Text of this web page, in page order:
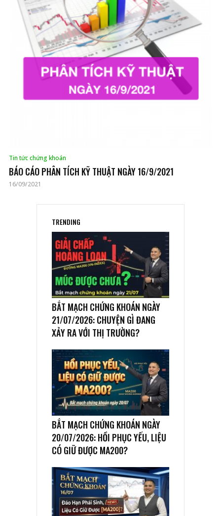
Tin tức chứng khoán
BÁO CÁO PHÂN TÍCH KỸ THUẬT NGÀY 16/9/2021
16/09/2021
TRENDING
BẮT MẠCH CHỨNG KHOÁN NGÀY
21/07/2026: CHUYỆN GÌ ĐANG
XẢY RA VỚI THỊ TRƯỜNG?
BẮT MẠCH CHỨNG KHOÁN NGÀY
20/07/2026: HỒI PHỤC YẾU, LIỆU
CÓ GIỮ ĐƯỢC MA200?